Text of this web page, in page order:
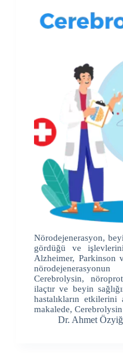
Nörodejenerasyon,
gördüğü ve
Alzheimer, Parkinson
Cerebrolysin,
ilaçtır ve beyin
hastalıkların etkilerini
makalede,
Dr. Ahmet